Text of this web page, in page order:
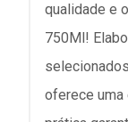
qualidade e
750Ml!
oferece uma